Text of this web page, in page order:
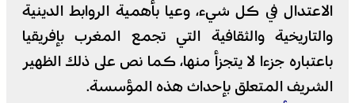
الاعتدال في كل شيء، وعيا بأهمية الروابط الدينية
والتاريخية والثقافية التي تجمع المغرب بإفريقيا
باعتباره جزءا لا يتجزأ منها، كما نص على ذلك الظهير
الشريف المتعلق بإحداث هذه المؤسسة.